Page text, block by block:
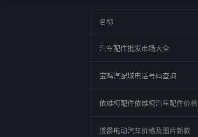
名称
汽车配件批发市场大全
宝鸡汽配城电话号码查询
依维柯配件依维柯汽车配件价格
道爵电动汽车价格及图片新款